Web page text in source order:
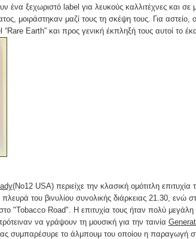
ένα ξεχωριστό label για λευκούς καλλιτέχνες και σε
μοιράστηκαν μαζί τους τη σκέψη τους. Για αστείο,
Earth” και προς γενική έκπληξή τους αυτοί το
(Νο12 USA) περιείχε την κλασική ομότιτλη
του βινυλίου συνολικής διάρκειας 21.30, ενώ
"Tobacco Road". Η επιτυχία τους ήταν πολύ μεγάλη
να γράψουν τη μουσική για την ταινία
συμπαρέσυρε το άλμπουμ του οποίου η παραγωγή